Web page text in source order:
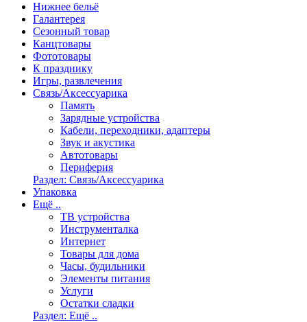
Нижнее бельё
Галантерея
Сезонный товар
Канцтовары
Фототовары
К празднику
Игры, развлечения
Связь/Аксессуарика
Память
Зарядные устройства
Кабели, переходники, адаптеры
Звук и акустика
Автотовары
Периферия
Раздел: Связь/Аксессуарика
Упаковка
Ещё ..
ТВ устройства
Инструменталка
Интернет
Товары для дома
Часы, будильники
Элементы питания
Услуги
Остатки сладки
Раздел: Ещё ..